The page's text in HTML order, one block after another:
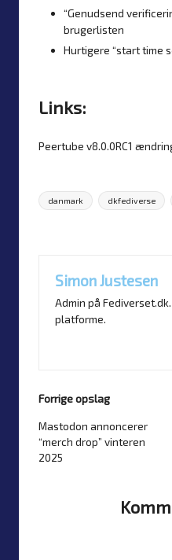
“Genudsend
brugerlisten
Hurtigere “start time
Links:
Peertube v8.0.0RC1
Tags:
danmark dkfediverse
Simon Justesen
Admin på
platforme.
Post
navigation
Forrige opslag
Mastodon annoncerer
“merch drop” vinteren
2025